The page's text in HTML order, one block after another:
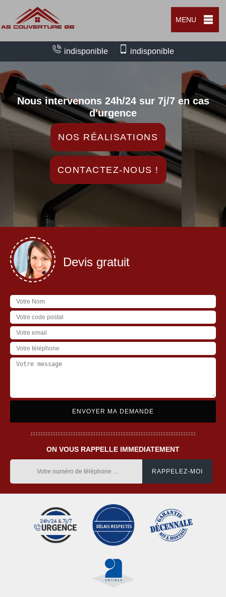
MENU
indisponible indisponible
Nous intervenons 24h/24 sur 7j/7 en cas
d'urgence
NOS RÉALISATIONS
CONTACTEZ-NOUS !
Devis gratuit
ON VOUS RAPPELLE IMMEDIATEMENT